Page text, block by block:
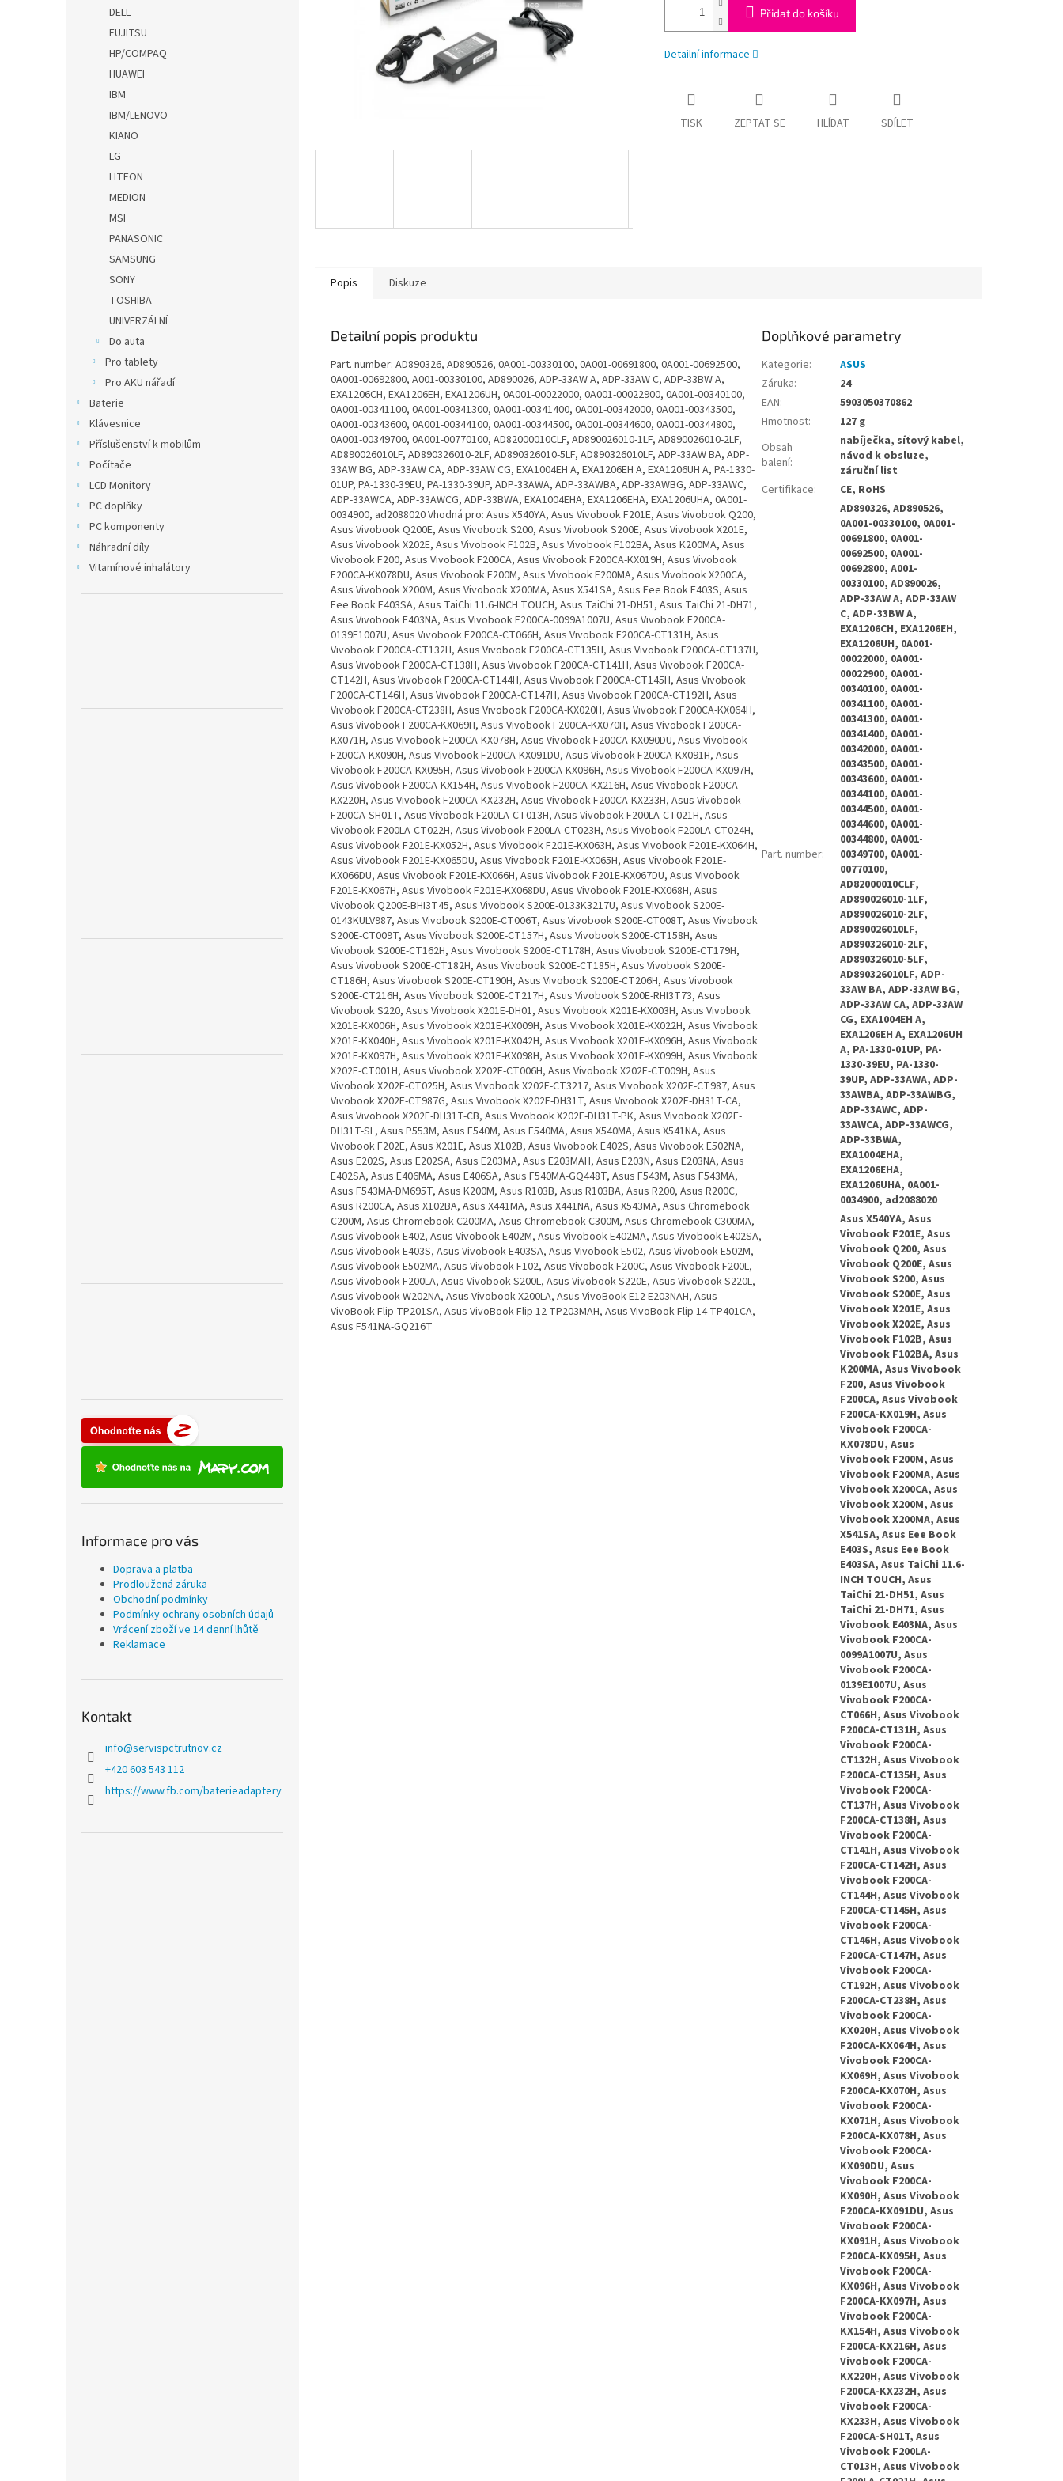
DELL
FUJITSU
HP/COMPAQ
HUAWEI
IBM
IBM/LENOVO
KIANO
LG
LITEON
MEDION
MSI
PANASONIC
SAMSUNG
SONY
TOSHIBA
UNIVERZÁLNÍ
Do auta
Pro tablety
Pro AKU nářadí
Baterie
Klávesnice
Příslušenství k mobilům
Počítače
LCD Monitory
PC doplňky
PC komponenty
Náhradní díly
Vitamínové inhalátory
Informace pro vás
Doprava a platba
Prodloužená záruka
Obchodní podmínky
Podmínky ochrany osobních údajů
Vrácení zboží ve 14 denní lhůtě
Reklamace
Kontakt
info@servispctrutnov.cz
+420 603 543 112
https://www.fb.com/baterieadaptery
Přidat do košíku
Detailní informace
TISK ZEPTAT SE HLÍDAT SDÍLET
Popis Diskuze
Detailní popis produktu
Part. number: AD890326, AD890526, 0A001-00330100, 0A001-00691800, 0A001-00692500,
0A001-00692800, A001-00330100, AD890026, ADP-33AW A, ADP-33AW C, ADP-33BW A,
EXA1206CH, EXA1206EH, EXA1206UH, 0A001-00022000, 0A001-00022900, 0A001-00340100,
0A001-00341100, 0A001-00341300, 0A001-00341400, 0A001-00342000, 0A001-00343500,
0A001-00343600, 0A001-00344100, 0A001-00344500, 0A001-00344600, 0A001-00344800,
0A001-00349700, 0A001-00770100, AD82000010CLF, AD890026010-1LF, AD890026010-2LF,
AD890026010LF, AD890326010-2LF, AD890326010-5LF, AD890326010LF, ADP-33AW BA, ADP-
33AW BG, ADP-33AW CA, ADP-33AW CG, EXA1004EH A, EXA1206EH A, EXA1206UH A, PA-1330-
01UP, PA-1330-39EU, PA-1330-39UP, ADP-33AWA, ADP-33AWBA, ADP-33AWBG, ADP-33AWC,
ADP-33AWCA, ADP-33AWCG, ADP-33BWA, EXA1004EHA, EXA1206EHA, EXA1206UHA, 0A001-
0034900, ad2088020 Vhodná pro: Asus X540YA, Asus Vivobook F201E, Asus Vivobook Q200,
Asus Vivobook Q200E, Asus Vivobook S200, Asus Vivobook S200E, Asus Vivobook X201E,
Asus Vivobook X202E, Asus Vivobook F102B, Asus Vivobook F102BA, Asus K200MA, Asus
Vivobook F200, Asus Vivobook F200CA, Asus Vivobook F200CA-KX019H, Asus Vivobook
F200CA-KX078DU, Asus Vivobook F200M, Asus Vivobook F200MA, Asus Vivobook X200CA,
Asus Vivobook X200M, Asus Vivobook X200MA, Asus X541SA, Asus Eee Book E403S, Asus
Eee Book E403SA, Asus TaiChi 11.6-INCH TOUCH, Asus TaiChi 21-DH51, Asus TaiChi 21-DH71,
Asus Vivobook E403NA, Asus Vivobook F200CA-0099A1007U, Asus Vivobook F200CA-
0139E1007U, Asus Vivobook F200CA-CT066H, Asus Vivobook F200CA-CT131H, Asus
Vivobook F200CA-CT132H, Asus Vivobook F200CA-CT135H, Asus Vivobook F200CA-CT137H,
Asus Vivobook F200CA-CT138H, Asus Vivobook F200CA-CT141H, Asus Vivobook F200CA-
CT142H, Asus Vivobook F200CA-CT144H, Asus Vivobook F200CA-CT145H, Asus Vivobook
F200CA-CT146H, Asus Vivobook F200CA-CT147H, Asus Vivobook F200CA-CT192H, Asus
Vivobook F200CA-CT238H, Asus Vivobook F200CA-KX020H, Asus Vivobook F200CA-KX064H,
Asus Vivobook F200CA-KX069H, Asus Vivobook F200CA-KX070H, Asus Vivobook F200CA-
KX071H, Asus Vivobook F200CA-KX078H, Asus Vivobook F200CA-KX090DU, Asus Vivobook
F200CA-KX090H, Asus Vivobook F200CA-KX091DU, Asus Vivobook F200CA-KX091H, Asus
Vivobook F200CA-KX095H, Asus Vivobook F200CA-KX096H, Asus Vivobook F200CA-KX097H,
Asus Vivobook F200CA-KX154H, Asus Vivobook F200CA-KX216H, Asus Vivobook F200CA-
KX220H, Asus Vivobook F200CA-KX232H, Asus Vivobook F200CA-KX233H, Asus Vivobook
F200CA-SH01T, Asus Vivobook F200LA-CT013H, Asus Vivobook F200LA-CT021H, Asus
Vivobook F200LA-CT022H, Asus Vivobook F200LA-CT023H, Asus Vivobook F200LA-CT024H,
Asus Vivobook F201E-KX052H, Asus Vivobook F201E-KX063H, Asus Vivobook F201E-KX064H,
Asus Vivobook F201E-KX065DU, Asus Vivobook F201E-KX065H, Asus Vivobook F201E-
KX066DU, Asus Vivobook F201E-KX066H, Asus Vivobook F201E-KX067DU, Asus Vivobook
F201E-KX067H, Asus Vivobook F201E-KX068DU, Asus Vivobook F201E-KX068H, Asus
Vivobook Q200E-BHI3T45, Asus Vivobook S200E-0133K3217U, Asus Vivobook S200E-
0143KULV987, Asus Vivobook S200E-CT006T, Asus Vivobook S200E-CT008T, Asus Vivobook
S200E-CT009T, Asus Vivobook S200E-CT157H, Asus Vivobook S200E-CT158H, Asus
Vivobook S200E-CT162H, Asus Vivobook S200E-CT178H, Asus Vivobook S200E-CT179H,
Asus Vivobook S200E-CT182H, Asus Vivobook S200E-CT185H, Asus Vivobook S200E-
CT186H, Asus Vivobook S200E-CT190H, Asus Vivobook S200E-CT206H, Asus Vivobook
S200E-CT216H, Asus Vivobook S200E-CT217H, Asus Vivobook S200E-RHI3T73, Asus
Vivobook S220, Asus Vivobook X201E-DH01, Asus Vivobook X201E-KX003H, Asus Vivobook
X201E-KX006H, Asus Vivobook X201E-KX009H, Asus Vivobook X201E-KX022H, Asus Vivobook
X201E-KX040H, Asus Vivobook X201E-KX042H, Asus Vivobook X201E-KX096H, Asus Vivobook
X201E-KX097H, Asus Vivobook X201E-KX098H, Asus Vivobook X201E-KX099H, Asus Vivobook
X202E-CT001H, Asus Vivobook X202E-CT006H, Asus Vivobook X202E-CT009H, Asus
Vivobook X202E-CT025H, Asus Vivobook X202E-CT3217, Asus Vivobook X202E-CT987, Asus
Vivobook X202E-CT987G, Asus Vivobook X202E-DH31T, Asus Vivobook X202E-DH31T-CA,
Asus Vivobook X202E-DH31T-CB, Asus Vivobook X202E-DH31T-PK, Asus Vivobook X202E-
DH31T-SL, Asus P553M, Asus F540M, Asus F540MA, Asus X540MA, Asus X541NA, Asus
Vivobook F202E, Asus X201E, Asus X102B, Asus Vivobook E402S, Asus Vivobook E502NA,
Asus E202S, Asus E202SA, Asus E203MA, Asus E203MAH, Asus E203N, Asus E203NA, Asus
E402SA, Asus E406MA, Asus E406SA, Asus F540MA-GQ448T, Asus F543M, Asus F543MA,
Asus F543MA-DM695T, Asus K200M, Asus R103B, Asus R103BA, Asus R200, Asus R200C,
Asus R200CA, Asus X102BA, Asus X441MA, Asus X441NA, Asus X543MA, Asus Chromebook
C200M, Asus Chromebook C200MA, Asus Chromebook C300M, Asus Chromebook C300MA,
Asus Vivobook E402, Asus Vivobook E402M, Asus Vivobook E402MA, Asus Vivobook E402SA,
Asus Vivobook E403S, Asus Vivobook E403SA, Asus Vivobook E502, Asus Vivobook E502M,
Asus Vivobook E502MA, Asus Vivobook F102, Asus Vivobook F200C, Asus Vivobook F200L,
Asus Vivobook F200LA, Asus Vivobook S200L, Asus Vivobook S220E, Asus Vivobook S220L,
Asus Vivobook W202NA, Asus Vivobook X200LA, Asus VivoBook E12 E203NAH, Asus
VivoBook Flip TP201SA, Asus VivoBook Flip 12 TP203MAH, Asus VivoBook Flip 14 TP401CA,
Asus F541NA-GQ216T
Doplňkové parametry
Kategorie:
ASUS
Záruka:
24
EAN:
5903050370862
Hmotnost:
127 g
Obsah
balení:
nabíječka, síťový kabel,
návod k obsluze,
záruční list
Certifikace: CE, RoHS
Part. number:
AD890326, AD890526,
0A001-00330100, 0A001-
00691800, 0A001-
00692500, 0A001-
00692800, A001-
00330100, AD890026,
ADP-33AW A, ADP-33AW
C, ADP-33BW A,
EXA1206CH, EXA1206EH,
EXA1206UH, 0A001-
00022000, 0A001-
00022900, 0A001-
00340100, 0A001-
00341100, 0A001-
00341300, 0A001-
00341400, 0A001-
00342000, 0A001-
00343500, 0A001-
00343600, 0A001-
00344100, 0A001-
00344500, 0A001-
00344600, 0A001-
00344800, 0A001-
00349700, 0A001-
00770100,
AD82000010CLF,
AD890026010-1LF,
AD890026010-2LF,
AD890026010LF,
AD890326010-2LF,
AD890326010-5LF,
AD890326010LF, ADP-
33AW BA, ADP-33AW BG,
ADP-33AW CA, ADP-33AW
CG, EXA1004EH A,
EXA1206EH A, EXA1206UH
A, PA-1330-01UP, PA-
1330-39EU, PA-1330-
39UP, ADP-33AWA, ADP-
33AWBA, ADP-33AWBG,
ADP-33AWC, ADP-
33AWCA, ADP-33AWCG,
ADP-33BWA,
EXA1004EHA,
EXA1206EHA,
EXA1206UHA, 0A001-
0034900, ad2088020
Asus X540YA, Asus
Vivobook F201E, Asus
Vivobook Q200, Asus
Vivobook Q200E, Asus
Vivobook S200, Asus
Vivobook S200E, Asus
Vivobook X201E, Asus
Vivobook X202E, Asus
Vivobook F102B, Asus
Vivobook F102BA, Asus
K200MA, Asus Vivobook
F200, Asus Vivobook
F200CA, Asus Vivobook
F200CA-KX019H, Asus
Vivobook F200CA-
KX078DU, Asus
Vivobook F200M, Asus
Vivobook F200MA, Asus
Vivobook X200CA, Asus
Vivobook X200M, Asus
Vivobook X200MA, Asus
X541SA, Asus Eee Book
E403S, Asus Eee Book
E403SA, Asus TaiChi 11.6-
INCH TOUCH, Asus
TaiChi 21-DH51, Asus
TaiChi 21-DH71, Asus
Vivobook E403NA, Asus
Vivobook F200CA-
0099A1007U, Asus
Vivobook F200CA-
0139E1007U, Asus
Vivobook F200CA-
CT066H, Asus Vivobook
F200CA-CT131H, Asus
Vivobook F200CA-
CT132H, Asus Vivobook
F200CA-CT135H, Asus
Vivobook F200CA-
CT137H, Asus Vivobook
F200CA-CT138H, Asus
Vivobook F200CA-
CT141H, Asus Vivobook
F200CA-CT142H, Asus
Vivobook F200CA-
CT144H, Asus Vivobook
F200CA-CT145H, Asus
Vivobook F200CA-
CT146H, Asus Vivobook
F200CA-CT147H, Asus
Vivobook F200CA-
CT192H, Asus Vivobook
F200CA-CT238H, Asus
Vivobook F200CA-
KX020H, Asus Vivobook
F200CA-KX064H, Asus
Vivobook F200CA-
KX069H, Asus Vivobook
F200CA-KX070H, Asus
Vivobook F200CA-
KX071H, Asus Vivobook
F200CA-KX078H, Asus
Vivobook F200CA-
KX090DU, Asus
Vivobook F200CA-
KX090H, Asus Vivobook
F200CA-KX091DU, Asus
Vivobook F200CA-
KX091H, Asus Vivobook
F200CA-KX095H, Asus
Vivobook F200CA-
KX096H, Asus Vivobook
F200CA-KX097H, Asus
Vivobook F200CA-
KX154H, Asus Vivobook
F200CA-KX216H, Asus
Vivobook F200CA-
KX220H, Asus Vivobook
F200CA-KX232H, Asus
Vivobook F200CA-
KX233H, Asus Vivobook
F200CA-SH01T, Asus
Vivobook F200LA-
CT013H, Asus Vivobook